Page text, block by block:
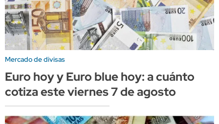
Mercado de divisas
Euro hoy y Euro blue hoy: a cuánto
cotiza este viernes 7 de agosto